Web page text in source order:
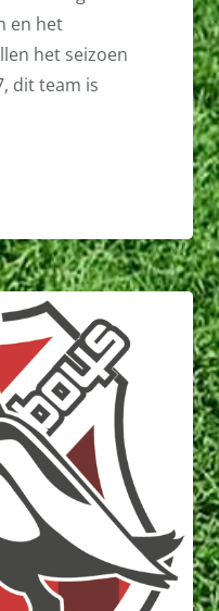
en het
het seizoen
dit team is